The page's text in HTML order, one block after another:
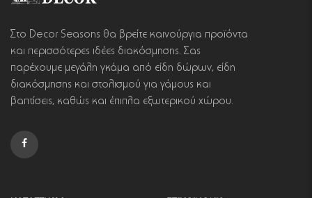
Στο Decor Seasons θα βρείτε καινούργια προϊόντα
και περισσότερες ιδέες διακόσμησης. Σας
παρέχουμε μεγάλη γκάμα από είδη δώρων, είδη
διακόσμησης και στολισμού για γάμους και
βαπτίσεις, καθώς και έπιπλα εξωτερικού χώρου.